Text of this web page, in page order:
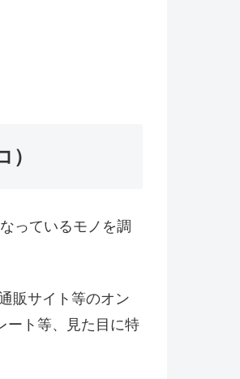
っているモノを調
販サイト等のオン
ート等、見た目に特